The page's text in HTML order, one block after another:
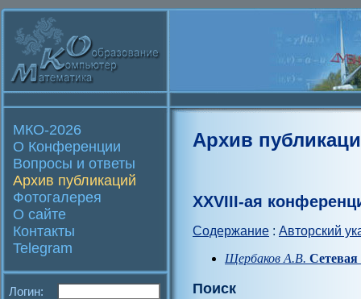
МКО-2026
О Конференции
Вопросы и ответы
Архив публикаций
Фотогалерея
О сайте
Контакты
Telegram
Логин:
Архив
XXVIII-ая
Содержание : Авторский
Щербаков А.В. Сетевая
Поиск